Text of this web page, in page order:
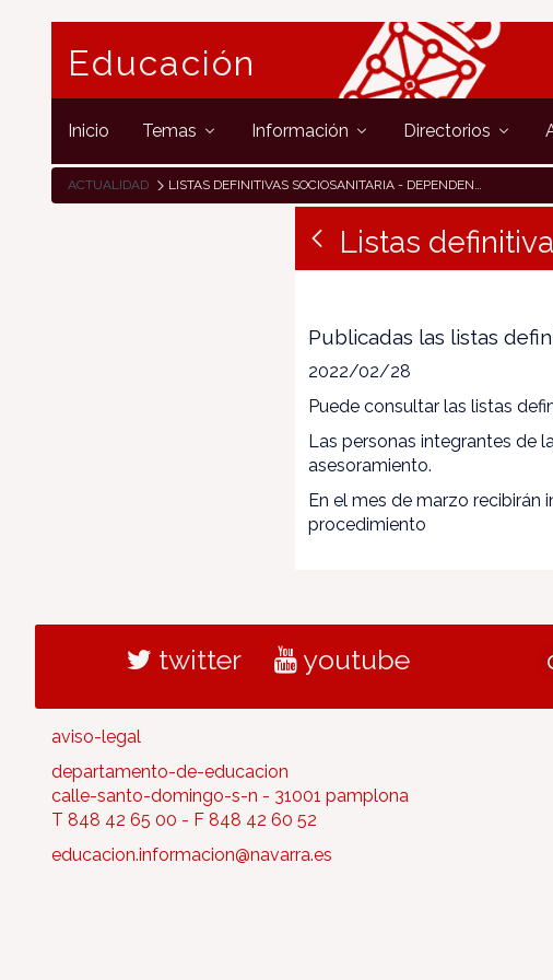
Educación
Inicio Temas Información Directorios
ACTUALIDAD LISTAS DEFINITIVAS SOCIOSANITARIA - DEPENDENCIA
Listas
Publicadas las listas
2022/02/28
Puede consultar las listas
Las personas integrantes de
asesoramiento.
En el mes de marzo
procedimiento
twitter youtube
aviso-legal
departamento-de-educacion
calle-santo-domingo-s-n - 31001 pamplona
T 848 42 65 00 - F 848 42 60 52
educacion.informacion@navarra.es